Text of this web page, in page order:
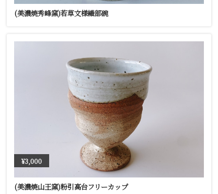
(美濃焼秀峰窯)若草文様織部碗
¥3,000
(美濃焼山王窯)粉引高台フリーカップ